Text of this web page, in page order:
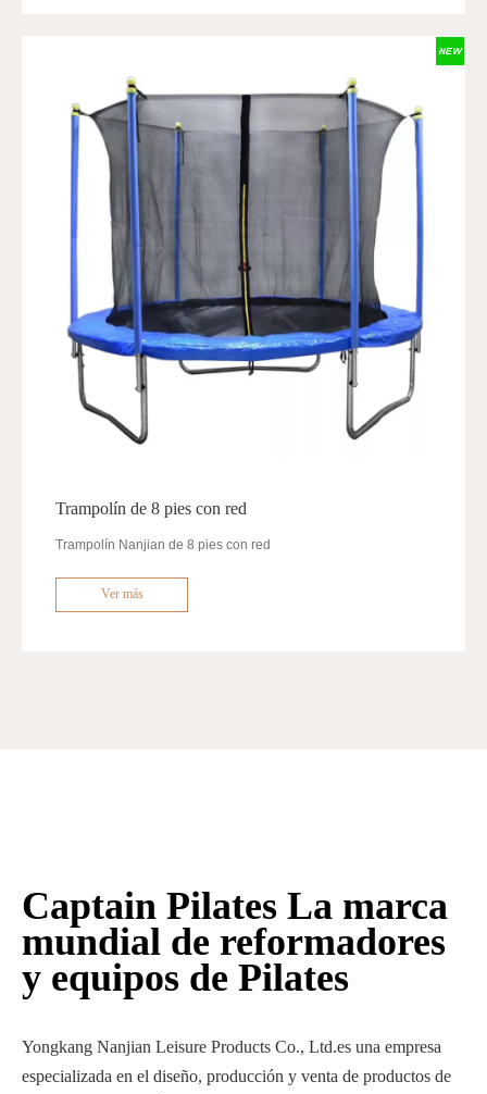
Trampolín de 8 pies con red
Trampolín Nanjian de 8 pies con red
Ver más
Captain Pilates La marca
mundial de reformadores
y equipos de Pilates
Yongkang Nanjian Leisure Products Co., Ltd.es una empresa
especializada en el diseño, producción y venta de productos de